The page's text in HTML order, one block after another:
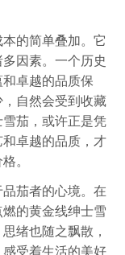
的简单叠加。它
因素。一个历史
卓越的品质保
自然会受到收藏
茄，或许正是凭
卓越的品质，才
。
茄者的心境。在
的黄金线绅士雪
绪也随之飘散，
受着生活的美好